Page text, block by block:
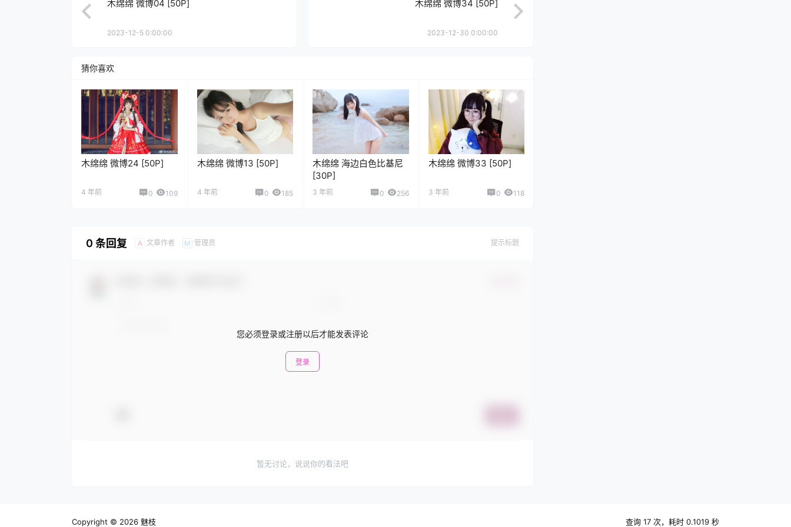
木绵绵 微博04 [50P]
2023-12-5 0:00:00
木绵绵 微博34 [50P]
2023-12-30 0:00:00
猜你喜欢
木绵绵 微博24 [50P]
4 年前 0 109
木绵绵 微博13 [50P]
4 年前 0 185
木绵绵 海边白色比基尼
[30P]
3 年前 0 256
木绵绵 微博33 [50P]
3 年前 0 118
0 条回复 A 文章作者 M 管理员 提示标题
您必须登录或注册以后才能发表评论
登录
暂无讨论，说说你的看法吧
Copyright © 2026 魅枝 查询 17 次，耗时 0.1019 秒